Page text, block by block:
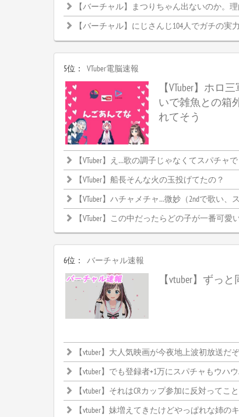
【バーチャル】まつりちゃん出ないのか。
【バーチャル】にじさんじ104人でガチの実
5位： VTuber電脳速報
【VTuber】ホロ
いで雑魚との箱
れてそう
【VTuber】え…歌の調子じゃなくてスパチャでまだ
【VTuber】船長そんな火の玉投げてたの？
【VTuber】ハチャメチャ…微妙（2ndで歌い、
【VTuber】この中だったらどの子が一番可愛
6位： バーチャル速報
【vtuber】ずっ
【vtuber】大人気映画が今夜地上波初放送だ
【vtuber】でも登録者+1万にスパチャもウハウハだからや
【vtuber】それはCRカップ参加に反対ってこ
【vtuber】妹増えてきたけどやっぱれな姉のキ